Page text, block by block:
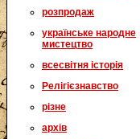
розпродаж
українське народне
мистецтво
всесвітня історія
Релігієзнавство
різне
архів